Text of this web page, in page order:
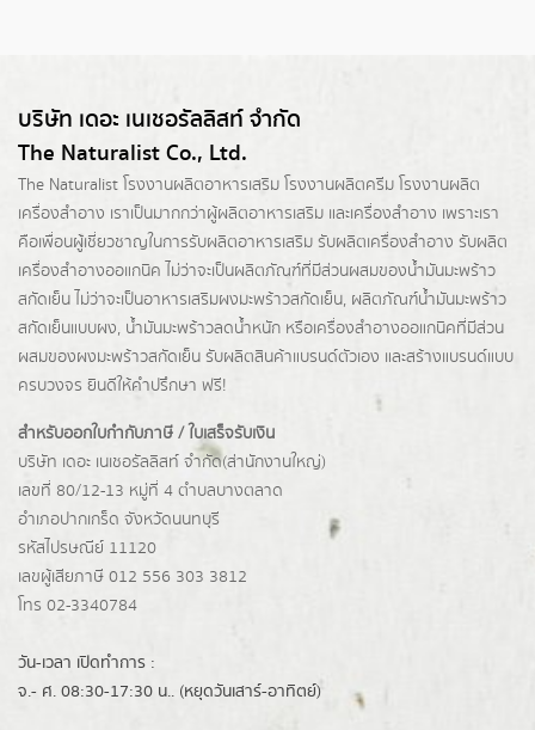
บริษัท เดอะ เนเชอรัลลิสท์ จำกัด
The Naturalist Co., Ltd.
The Naturalist โรงงานผลิตอาหารเสริม โรงงานผลิตครีม โรงงานผลิต
เครื่องสำอาง เราเป็นมากกว่าผู้ผลิตอาหารเสริม และเครื่องสำอาง เพราะเรา
คือเพื่อนผู้เชี่ยวชาญในการรับผลิตอาหารเสริม รับผลิตเครื่องสำอาง รับผลิต
เครื่องสำอางออแกนิค ไม่ว่าจะเป็นผลิตภัณฑ์ที่มีส่วนผสมของน้ำมันมะพร้าว
สกัดเย็น ไม่ว่าจะเป็นอาหารเสริมผงมะพร้าวสกัดเย็น, ผลิตภัณฑ์น้ำมันมะพร้าว
สกัดเย็นแบบผง, น้ำมันมะพร้าวลดน้ำหนัก หรือเครื่องสำอางออแกนิคที่มีส่วน
ผสมของผงมะพร้าวสกัดเย็น รับผลิตสินค้าแบรนด์ตัวเอง และสร้างแบรนด์แบบ
ครบวงจร ยินดีให้คำปรึกษา ฟรี!
สำหรับออกใบกำกับภาษี / ใบเสร็จรับเงิน
บริษัท เดอะ เนเชอรัลลิสท์ จำกัด(ส่านักงานใหญ่)
เลขที่ 80/12-13 หมู่ที่ 4 ตำบลบางตลาด
อำเภอปากเกร็ด จังหวัดนนทบุรี
รหัสไปรษณีย์ 11120
เลขผู้เสียภาษี 012 556 303 3812
โทร 02-3340784
วัน-เวลา เปิดทำการ :
จ.- ศ. 08:30-17:30 น.. (หยุดวันเสาร์-อาทิตย์)